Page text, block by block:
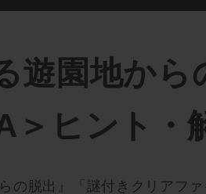
遊園地から
＞ヒント・
の脱出』「謎付きクリアフ